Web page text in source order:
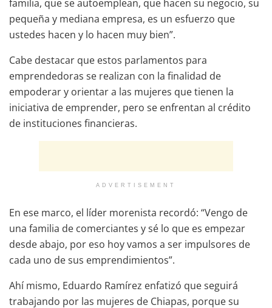
familia, que se autoemplean, que hacen su negocio, su
pequeña y mediana empresa, es un esfuerzo que
ustedes hacen y lo hacen muy bien”.
Cabe destacar que estos parlamentos para
emprendedoras se realizan con la finalidad de
empoderar y orientar a las mujeres que tienen la
iniciativa de emprender, pero se enfrentan al crédito
de instituciones financieras.
ADVERTISEMENT
En ese marco, el líder morenista recordó: “Vengo de
una familia de comerciantes y sé lo que es empezar
desde abajo, por eso hoy vamos a ser impulsores de
cada uno de sus emprendimientos”.
Ahí mismo, Eduardo Ramírez enfatizó que seguirá
trabajando por las mujeres de Chiapas, porque su